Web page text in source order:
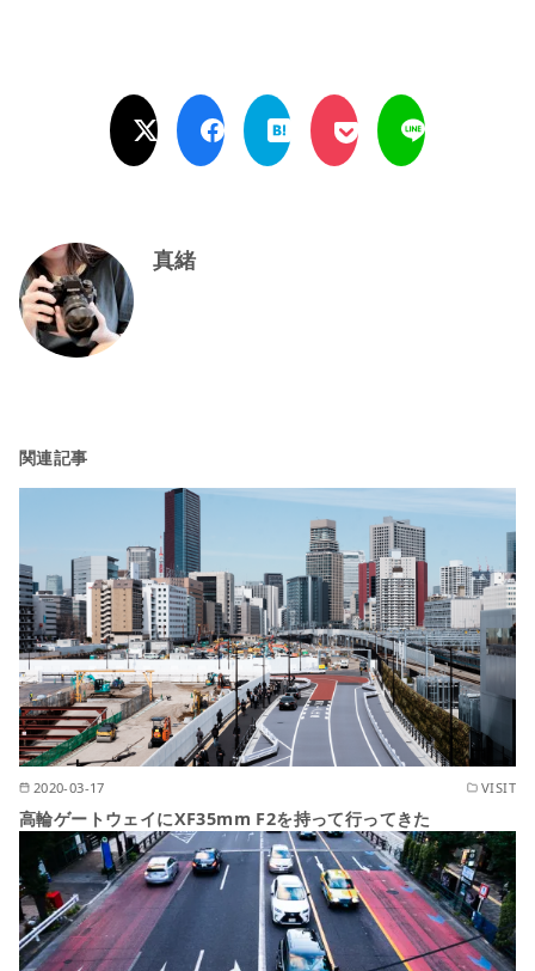
真緒
関連記事
2020-03-17 VISIT
高輪ゲートウェイにXF35mm F2を持って行ってきた